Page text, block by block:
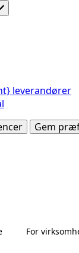
leverandører
Gem
For